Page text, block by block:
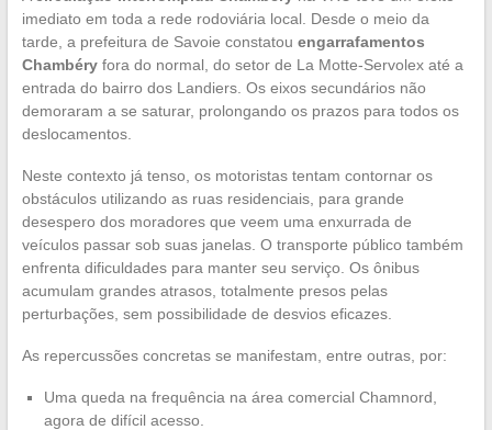
imediato em toda a rede rodoviária local. Desde o meio da
tarde, a prefeitura de Savoie constatou engarrafamentos
Chambéryfora do normal, do setor de La Motte-Servolex até a
entrada do bairro dos Landiers. Os eixos secundários não
demoraram a se saturar, prolongando os prazos para todos os
deslocamentos.
Neste contexto já tenso, os motoristas tentam contornar os
obstáculos utilizando as ruas residenciais, para grande
desespero dos moradores que veem uma enxurrada de
veículos passar sob suas janelas. O transporte público também
enfrenta dificuldades para manter seu serviço. Os ônibus
acumulam grandes atrasos, totalmente presos pelas
perturbações, sem possibilidade de desvios eficazes.
As repercussões concretas se manifestam, entre outras, por:
Uma queda na frequência na área comercial Chamnord,
agora de difícil acesso.